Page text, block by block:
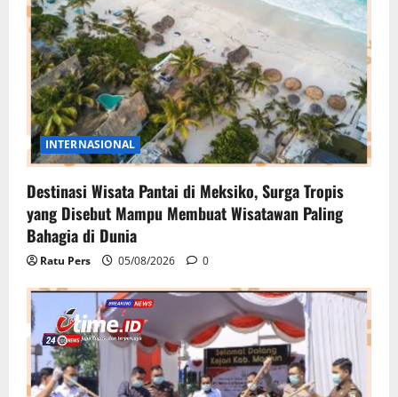
INTERNASIONAL
Destinasi Wisata Pantai di Meksiko, Surga Tropis
yang Disebut Mampu Membuat Wisatawan Paling
Bahagia di Dunia
Ratu Pers 05/08/2026 0